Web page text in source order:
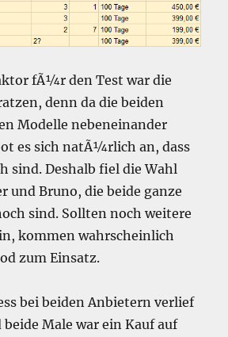
fÃ¼r den Test war die
denn da die beiden
Modelle nebeneinander
es sich natÃ¼rlich an, dass
sind. Deshalb fiel die Wahl
und Bruno, die beide ganze
sind. Sollten noch weitere
kommen wahrscheinlich
zum Einsatz.
bei beiden Anbietern verlief
Male war ein Kauf auf